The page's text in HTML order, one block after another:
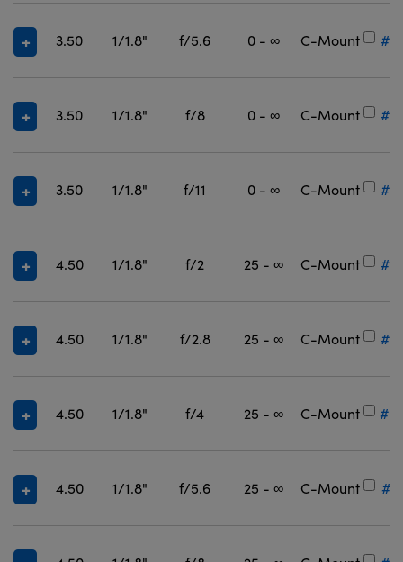
3.50 1/1.8" f/5.6 0 - ∞ C-Mount
3.50 1/1.8" f/8 0 - ∞ C-Mount
3.50 1/1.8" f/11 0 - ∞ C-Mount
4.50 1/1.8" f/2 25 - ∞ C-Mount
4.50 1/1.8" f/2.8 25 - ∞ C-Mount
4.50 1/1.8" f/4 25 - ∞ C-Mount
4.50 1/1.8" f/5.6 25 - ∞ C-Mount